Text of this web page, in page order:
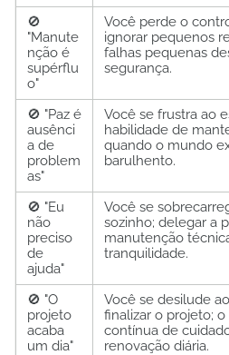
🚫
"Manute
nção é
supérflu
o"
Você perde o
ignorar pequenos
falhas pequenas
segurança.
🚫 "Paz é
ausênci
a de
problem
as"
Você se frustra ao
habilidade de
quando o mundo
barulhento.
🚫 "Eu
não
preciso
de
ajuda"
Você se
sozinho; delegar a
manutenção
tranquilidade.
🚫 "O
projeto
acaba
um dia"
Você se desilude
finalizar o projeto;
contínua de
renovação diária.